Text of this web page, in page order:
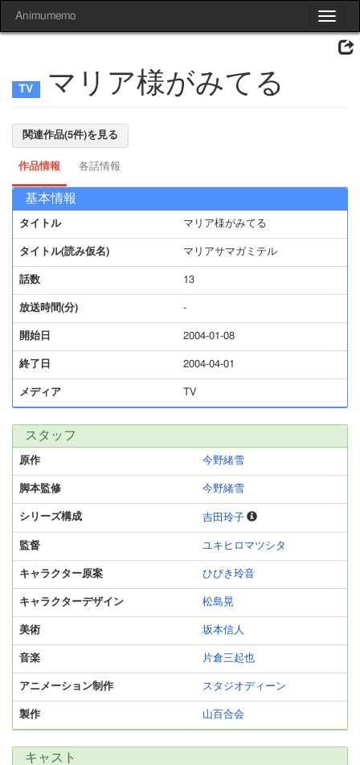
Toggle
Animumemo
マリア様がみてる
関連作品(5件)を見る
作品情報 各話情報
基本情報
タイトル マリア様がみてる
タイトル(読み仮名) マリアサマガミテル
話数 13
放送時間(分) -
開始日 2004-01-08
終了日 2004-04-01
メディア TV
スタッフ
原作 今野緒雪
脚本監修 今野緒雪
シリーズ構成 吉田玲子
監督 ユキヒロマツシタ
キャラクター原案 ひびき玲音
キャラクターデザイン 松島晃
美術 坂本信人
音楽 片倉三起也
アニメーション制作 スタジオディーン
製作 山百合会
キャスト